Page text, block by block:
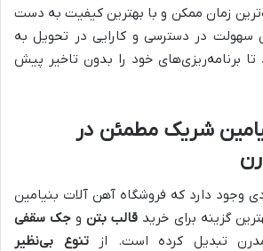
زمان ممکن و با بهترین کیفیت به دست
سهولت در دسترسی و کارایی در تحویل به
برنامه‌ریزی‌های خود را بدون تاخیر پیش
شریک مطمئن در
وجود دارد که فروشگاه آهن آلات بنیامین
گزینه برای خرید قالب بتنو جک سقفی
تبدیل کرده است. ازتنوع بی‌نظیر